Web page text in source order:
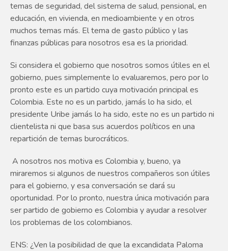
temas de seguridad, del sistema de salud, pensional, en
educación, en vivienda, en medioambiente y en otros
muchos temas más. El tema de gasto público y las
finanzas públicas para nosotros esa es la prioridad.
Si considera el gobierno que nosotros somos útiles en el
gobierno, pues simplemente lo evaluaremos, pero por lo
pronto este es un partido cuya motivación principal es
Colombia. Este no es un partido, jamás lo ha sido, el
presidente Uribe jamás lo ha sido, este no es un partido ni
clientelista ni que basa sus acuerdos políticos en una
repartición de temas burocráticos.
A nosotros nos motiva es Colombia y, bueno, ya
miraremos si algunos de nuestros compañeros son útiles
para el gobierno, y esa conversación se dará su
oportunidad. Por lo pronto, nuestra única motivación para
ser partido de gobierno es Colombia y ayudar a resolver
los problemas de los colombianos.
ENS: ¿Ven la posibilidad de que la excandidata Paloma